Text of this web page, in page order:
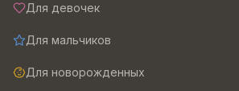
Для девочек
Для мальчиков
Для новорожденных